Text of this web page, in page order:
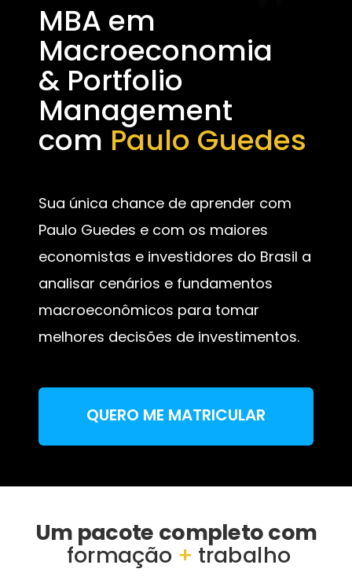
MBA em
Macroeconomia
& Portfolio
Management
com Paulo Guedes
Sua única chance de aprender com
Paulo Guedes e com os maiores
economistas e investidores do Brasil a
analisar cenários e fundamentos
macroeconômicos para tomar
melhores decisões de investimentos.
QUERO ME MATRICULAR
Um pacote completo com
formação + trabalho